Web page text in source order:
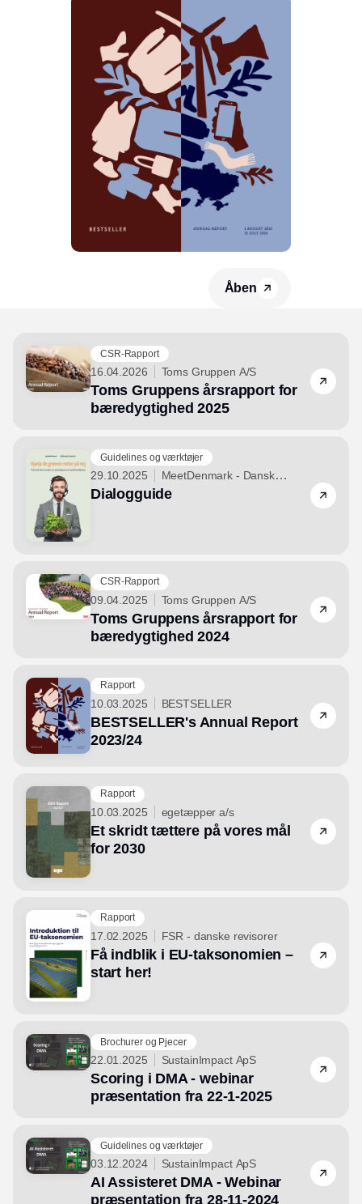
Åben
CSR-Rapport
16.04.2026 Toms Gruppen A/S
Toms Gruppens årsrapport for
bæredygtighed 2025
Guidelines og værktøjer
29.10.2025
MeetDenmark - Dansk
Erhvervs- og Mødeturisme
Dialogguide
CSR-Rapport
09.04.2025 Toms Gruppen A/S
Toms Gruppens årsrapport for
bæredygtighed 2024
Rapport
10.03.2025 BESTSELLER
BESTSELLER's Annual Report
2023/24
Rapport
10.03.2025 egetæpper a/s
Et skridt tættere på vores mål
for 2030
Rapport
17.02.2025 FSR - danske revisorer
Få indblik i EU-taksonomien –
start her!
Brochurer og Pjecer
22.01.2025 SustainImpact ApS
Scoring i DMA - webinar
præsentation fra 22-1-2025
Guidelines og værktøjer
03.12.2024 SustainImpact ApS
AI Assisteret DMA - Webinar
præsentation fra 28-11-2024